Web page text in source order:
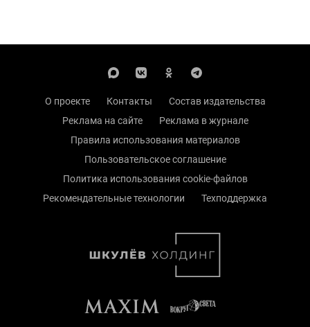
О проекте Контакты
Состав издательства
Реклама на сайте
Реклама в журнале
Правила использования материалов
Пользовательское соглашение
Политика использования cookie-файлов
Рекомендательные технологии
Техподдержка